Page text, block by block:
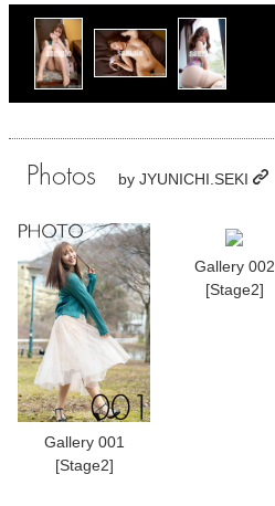
Photos by JYUNICHI.SEKI
Gallery 001
[Stage2]
Gallery 002
[Stage2]